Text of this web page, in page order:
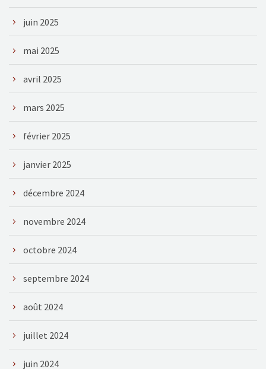
juin 2025
mai 2025
avril 2025
mars 2025
février 2025
janvier 2025
décembre 2024
novembre 2024
octobre 2024
septembre 2024
août 2024
juillet 2024
juin 2024